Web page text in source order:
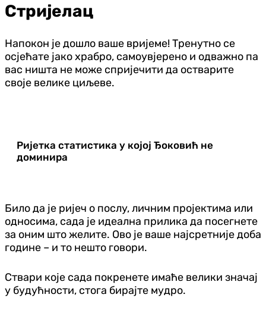
Стријелац
Напокон је дошло ваше вријеме! Тренутно се
осјећате јако храбро, самоувјерено и одважно па
вас ништа не може спријечити да остварите
своје велике циљеве.
Ријетка статистика у којој Ђоковић не
доминира
Било да је ријеч о послу, личним пројектима или
односима, сада је идеална прилика да посегнете
за оним што желите. Ово је ваше најсретније доба
године – и то нешто говори.
Ствари које сада покренете имаће велики значај
у будућности, стога бирајте мудро.